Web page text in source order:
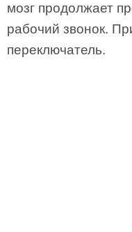
мозг продолжает
рабочий звонок.
переключатель.